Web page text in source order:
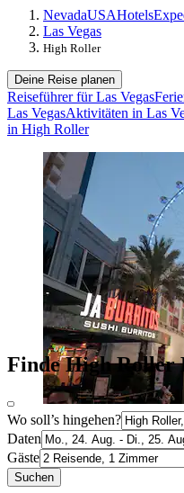
NevadaUSAHotels
Las Vegas
High Roller
Deine Reise planen
Reiseführer für Las Vegas
Las VegasAktivitäten in Las
in High Roller
Finde High Roller
Wo soll’s hingehen?
Daten
Gäste
Suchen